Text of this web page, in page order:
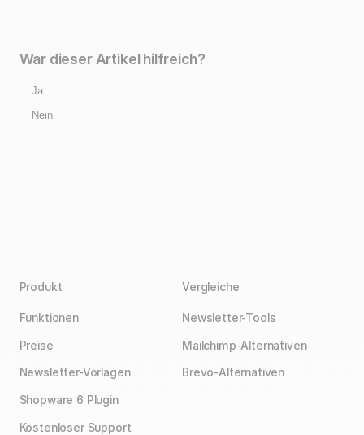
War dieser Artikel hilfreich?
Ja
Nein
Produkt
Funktionen
Preise
Newsletter-Vorlagen
Shopware 6 Plugin
Kostenloser Support
Vergleiche
Newsletter-Tools
Mailchimp-Alternativen
Brevo-Alternativen